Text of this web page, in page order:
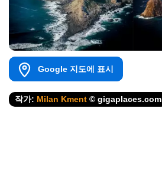
Google 지도에 표시
작가: Milan Kment © gigaplaces.com